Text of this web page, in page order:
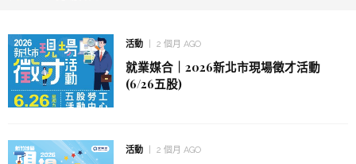
活動 2 個月 AGO
就業媒合｜2026新北市現場徵才活動
(6/26五股)
活動 2 個月 AGO